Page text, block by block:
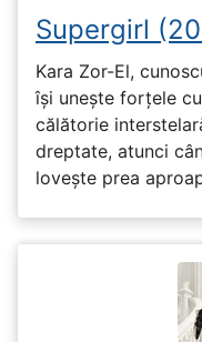
Supergirl
Kara Zor-El,
își unește forțele
călătorie
dreptate, atunci
lovește prea